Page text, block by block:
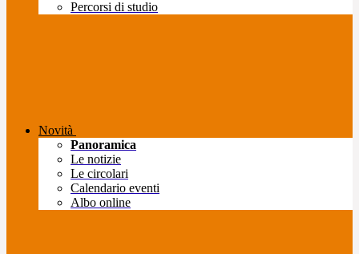
Percorsi di studio
Novità
Panoramica
Le notizie
Le circolari
Calendario eventi
Albo online